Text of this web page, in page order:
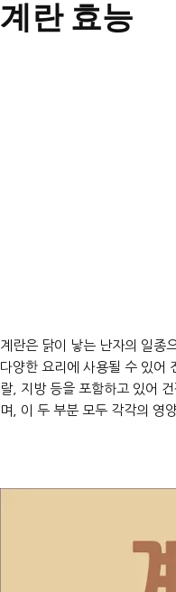
계란 효능
계란은 닭이 낳는 난자의 일종
다양한 요리에 사용될 수 있어
랄, 지방 등을 포함하고 있어
며, 이 두 부분 모두 각각의 영